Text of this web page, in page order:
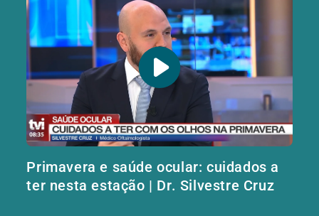
Primavera e saúde ocular: cuidados a
ter nesta estação | Dr. Silvestre Cruz